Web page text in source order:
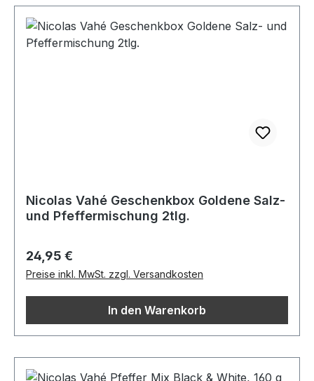
Nicolas Vahé Geschenkbox Goldene Salz-
und Pfeffermischung 2tlg.
Regulärer Preis:
24,95 €
Preise inkl. MwSt. zzgl. Versandkosten
In den Warenkorb